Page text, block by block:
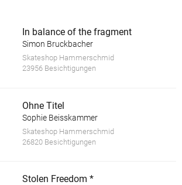
In balance of the fragment
Simon Bruckbacher
Skateshop Hammerschmid
23956 Besichtigungen
Ohne Titel
Sophie Beisskammer
Skateshop Hammerschmid
26820 Besichtigungen
Stolen Freedom *